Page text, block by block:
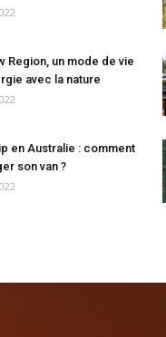
Region, un mode de vie
avec la nature
en Australie : comment
son van ?